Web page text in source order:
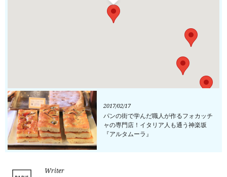
2017/02/17
パンの街で学んだ職人が作るフォカッチ
ャの専門店！イタリア人も通う神楽坂
『アルタムーラ』
Writer